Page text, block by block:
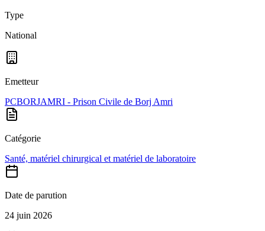
Type
National
Emetteur
PCBORJAMRI - Prison Civile de Borj Amri
Catégorie
Santé, matériel chirurgical et matériel de laboratoire
Date de parution
24 juin 2026